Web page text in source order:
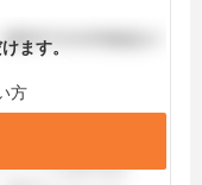
ます。
方